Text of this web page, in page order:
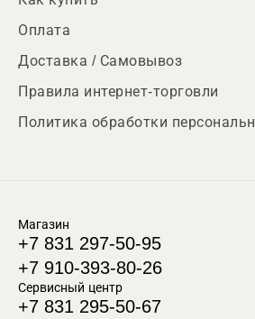
Оплата
Доставка / Самовывоз
Правила интернет-торговли
Политика обработки
Магазин
+7 831 297-50-95
+7 910-393-80-26
Сервисный центр
+7 831 295-50-67